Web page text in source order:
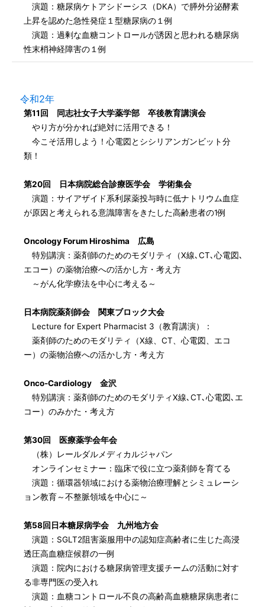
演題：糖尿病ケトアシドーシス（DKA）で膵外分泌酵素
上昇を認めた急性発症１型糖尿病の１例
演題：過剰な血糖コントロールが誘因と思われる糖尿病
性末梢神経障害の１例
令和2年
第11回 同志社女子大学薬学部 卒後教育講演会
やり方が分かれば絶対に活用できる！
今こそ活用しよう！心電図とシシリアンガンビット分
類！
第20回 日本病院総合診療医学会 学術集会
演題：サイアザイド系利尿薬投与時に低ナトリウム血症
が原因と考えられる意識障害をきたした高齢患者の1例
Oncology Forum Hiroshima 広島
特別講演：薬剤師のためのモダリティ（X線､CT､心電図､
エコー）の薬物治療への活かし方・考え方
～がん化学療法を中心に考える～
日本病院薬剤師会 関東ブロック大会
Lecture for Expert Pharmacist 3（教育講演）：
薬剤師のためのモダリティ（X線、CT、心電図、エコ
ー）の薬物治療への活かし方・考え方
Onco-Cardiology 金沢
特別講演：薬剤師のためのモダリティX線､CT､心電図､エ
コー）のみかた・考え方
第30回 医療薬学会年会
（株）レールダルメディカルジャパン
オンラインセミナー：臨床で役に立つ薬剤師を育てる
演題：循環器領域における薬物治療理解とシミュレーシ
ョン教育～不整脈領域を中心に～
第58回日本糖尿病学会 九州地方会
演題：SGLT2阻害薬服用中の認知症高齢者に生じた高浸
透圧高血糖症候群の一例
演題：院内における糖尿病管理支援チームの活動に対す
る非専門医の受入れ
演題：血糖コントロール不良の高齢高血糖糖尿病患者に